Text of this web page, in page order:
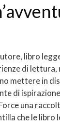
libro
di
mettere in
di
una
che le